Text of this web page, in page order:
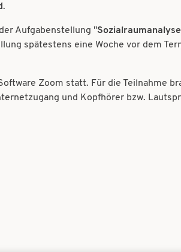
.
Aufgabenstellung "Sozialraumanalyse
spätestens eine Woche vor dem
Zoom statt. Für die Teilnahme
und Kopfhörer bzw.